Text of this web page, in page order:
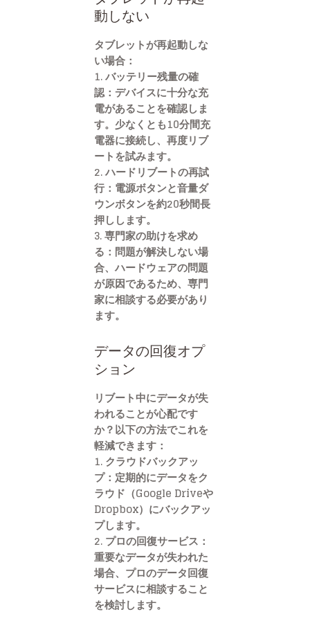
動しない
タブレットが再起動しな
い場合：
1.バッテリー残量の確
認：デバイスに十分な充
電があることを確認しま
す。少なくとも10分間充
電器に接続し、再度リブ
ートを試みます。
2.ハードリブートの再試
行 ：電源ボタンと音量ダ
ウンボタンを約20秒間長
押しします。
3.専門家の助けを求め
る ：問題が解決しない場
合、ハードウェアの問題
が原因であるため、専門
家に相談する必要があり
ます。
データの回復オプ
ション
リブート中にデータが失
われることが心配です
か？以下の方法でこれを
軽減できます：
1.クラウドバックアッ
プ：定期的にデータをク
ラウド（Google Driveや
Dropbox）にバックアッ
プします。
2.プロの回復サービス ：
重要なデータが失われた
場合、プロのデータ回復
サービスに相談すること
を検討します。